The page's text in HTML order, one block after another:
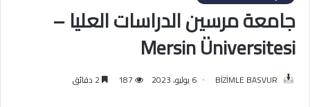
جامعة مرسين الدراسات العليا –
Mersin Üniversitesi
BİZİMLE BASVUR 6 يوليو، 2023 187